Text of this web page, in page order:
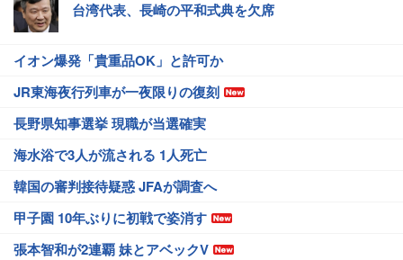
台湾代表、長崎の平和式典を欠席
イオン爆発「貴重品OK」と許可か
JR東海夜行列車が一夜限りの復刻
長野県知事選挙 現職が当選確実
海水浴で3人が流される 1人死亡
韓国の審判接待疑惑 JFAが調査へ
甲子園 10年ぶりに初戦で姿消す
張本智和が2連覇 妹とアベックV